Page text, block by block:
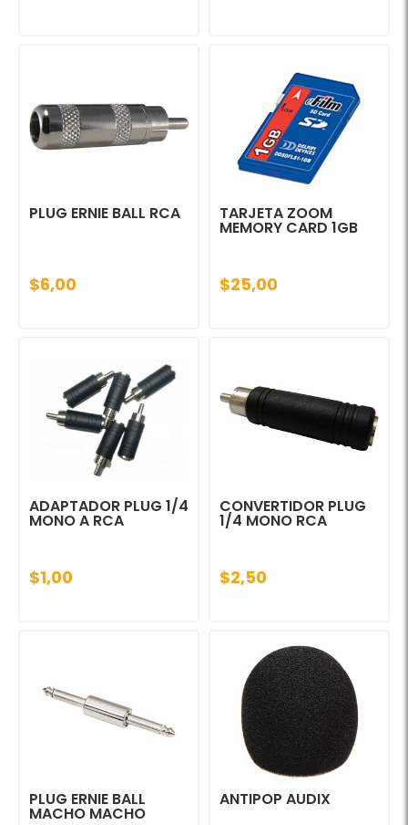
PLUG ERNIE BALL RCA
$6,00
TARJETA ZOOM
MEMORY CARD 1GB
$25,00
ADAPTADOR PLUG 1/4
MONO A RCA
$1,00
CONVERTIDOR PLUG
1/4 MONO RCA
$2,50
PLUG ERNIE BALL
MACHO MACHO
ANTIPOP AUDIX